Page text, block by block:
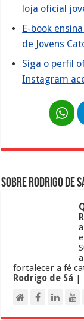
loja oficial
E-book
de Jovens
Siga o perfil
Instagram
Sobre Rodrigo de
fortalecer a fé
Rodrigo de Sá |